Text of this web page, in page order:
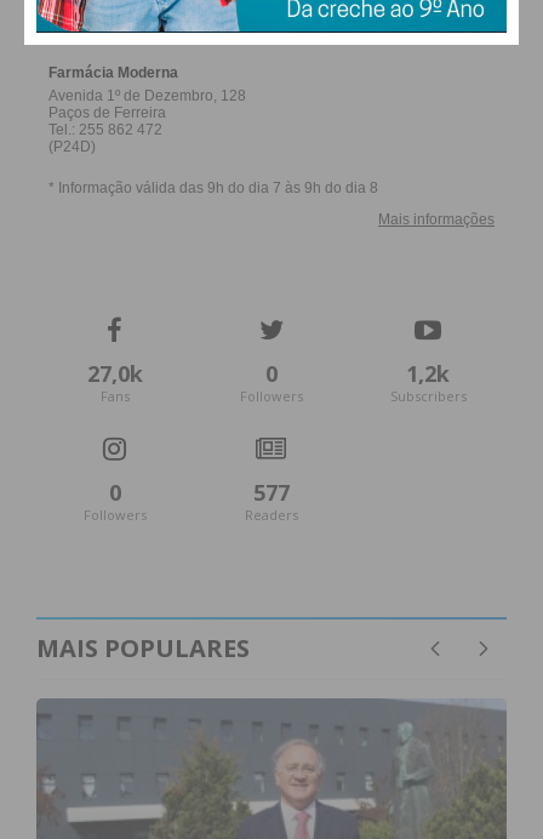
27,0k
Fans
0
Followers
1,2k
Subscribers
0
Followers
577
Readers
MAIS POPULARES